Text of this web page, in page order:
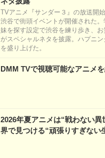
TVアニメ『サンダー３』の放送開
渋谷で街頭イベントが開催された
妹を探す設定で渋谷を練り歩き、
がスペシャルネタを披露。ハプニ
を盛り上げた。
DMM TVで視聴可能なアニメを
2026年夏アニメは“戦わない
界で見つける“頑張りすぎない